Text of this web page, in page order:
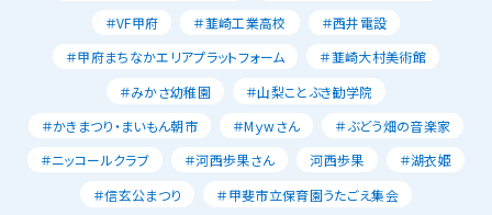
＃VF甲府
＃韮崎工業高校
＃西井電設
＃甲府まちなかエリアプラットフォーム
＃韮崎大村美術館
＃みかさ幼稚園
＃山梨ことぶき勧学院
＃かきまつり・まいもん朝市
＃Mｙwさん
＃ぶどう畑の音楽家
＃ニッコールクラブ
＃河西歩果さん 河西歩果
＃湖衣姫
＃信玄公まつり
＃甲斐市立保育園うたごえ集会